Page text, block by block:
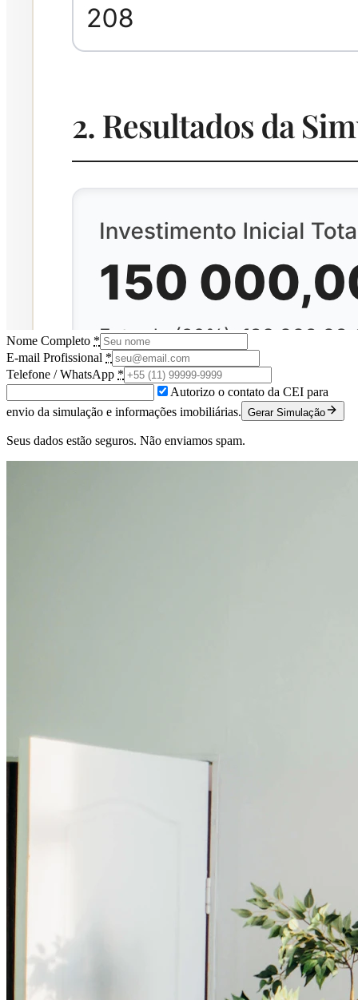
Nome Completo *
E-mail Profissional *
Telefone / WhatsApp *
Autorizo o contato da CEI para
envio da simulação e informações imobiliárias. Gerar Simulação
Seus dados estão seguros. Não enviamos spam.